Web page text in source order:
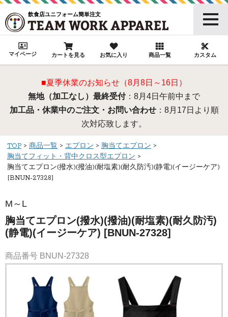
飲食店ユニフォーム簡単注文
マイページ カートを見る お気に入り 商品一覧 カスタム
■夏季休業のお知らせ（8月8日～16日）
無地（加工なし）最終受付：8月4日午前中まで
加工品・休業中のご注文・お問い合わせ：8月17日より順
次対応致します。
TOP 商品一覧 エプロン
胸当てエプロン
胸当てフィット・背中クロス型エプロン
胸当てエプロン(撥水)(撥油)(耐塩素)(耐久防汚)(静電)(イージーケア)
[BNUN-27328]
M～L
胸当てエプロン(撥水)(撥油)(耐塩素)(耐久防汚)
(静電)(イージーケア) [BNUN-27328]
商品番号 BNUN-27328